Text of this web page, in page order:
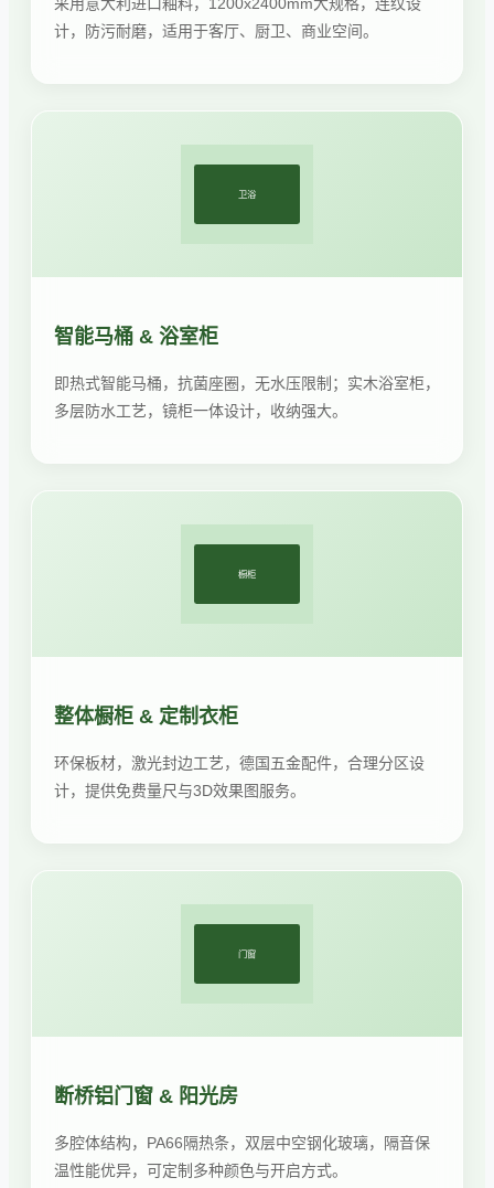
采用意大利进口釉料，1200x2400mm大规格，连纹设
计，防污耐磨，适用于客厅、厨卫、商业空间。
卫浴
智能马桶 & 浴室柜
即热式智能马桶，抗菌座圈，无水压限制；实木浴室柜，
多层防水工艺，镜柜一体设计，收纳强大。
橱柜
整体橱柜 & 定制衣柜
环保板材，激光封边工艺，德国五金配件，合理分区设
计，提供免费量尺与3D效果图服务。
门窗
断桥铝门窗 & 阳光房
多腔体结构，PA66隔热条，双层中空钢化玻璃，隔音保
温性能优异，可定制多种颜色与开启方式。